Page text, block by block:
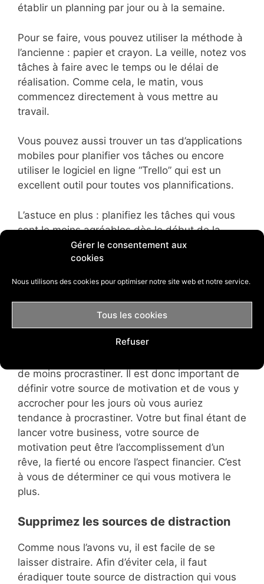
Gérer le consentement aux
cookies
Nous utilisons des cookies pour optimiser notre site web et notre service.
Tous les cookies
Refuser
établir un planning par jour ou à la semaine.
Pour se faire, vous pouvez utiliser la méthode à
l’ancienne : papier et crayon. La veille, notez vos
tâches à faire avec le temps ou le délai de
réalisation. Comme cela, le matin, vous
commencez directement à vous mettre au
travail.
Vous pouvez aussi trouver un tas d’applications
mobiles pour planifier vos tâches ou encore
utiliser le logiciel en ligne “Trello” qui est un
excellent outil pour toutes vos plannifications.
L’astuce en plus : planifiez les tâches qui vous
sont le moins agréables dès le début de la
journée. Cela vous permet de vous en
débarrasser le plus tôt possible et de passer le
appréciez.
Trouvez votre source de motivation
C’est évident que d’accomplir quelque chose qui
de moins procrastiner. Il est donc important de
définir votre source de motivation et de vous y
accrocher pour les jours où vous auriez
tendance à procrastiner. Votre but final étant de
lancer votre business, votre source de
motivation peut être l’accomplissement d’un
rêve, la fierté ou encore l’aspect financier. C’est
à vous de déterminer ce qui vous motivera le
plus.
Supprimez les sources de distraction
Comme nous l’avons vu, il est facile de se
laisser distraire. Afin d’éviter cela, il faut
éradiquer toute source de distraction qui vous